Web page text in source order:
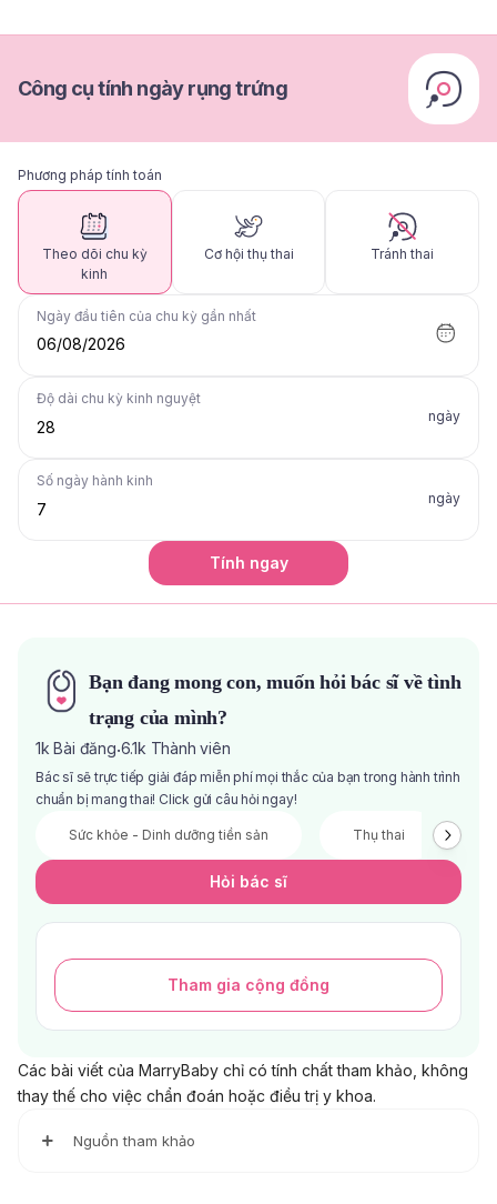
Công cụ tính ngày rụng trứng
Phương pháp tính toán
Theo dõi chu kỳ
kinh
Cơ hội thụ thai Tránh thai
Ngày đầu tiên của chu kỳ gần nhất
06/08/2026
Độ dài chu kỳ kinh nguyệt
ngày
Số ngày hành kinh
ngày
Tính ngay
Bạn đang mong con, muốn hỏi bác sĩ về tình
trạng của mình?
1k Bài đăng·6.1k Thành viên
Bác sĩ sẽ trực tiếp giải đáp miễn phí mọi thắc của bạn trong hành trình
chuẩn bị mang thai! Click gửi câu hỏi ngay!
Sức khỏe - Dinh dưỡng tiền sản Thụ thai
Hỏi bác sĩ
Tham gia cộng đồng
Các bài viết của MarryBaby chỉ có tính chất tham khảo, không
thay thế cho việc chẩn đoán hoặc điều trị y khoa.
Nguồn tham khảo